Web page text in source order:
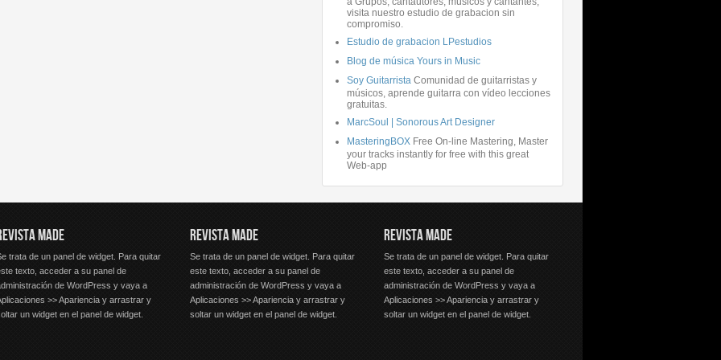
visita nuestro estudio de grabacion sin
compromiso.
Estudio de grabacion LPestudios
Blog de música Yours in Music
Soy Guitarrista Comunidad de guitarristas y
músicos, aprende guitarra con vídeo lecciones
gratuitas.
MarcSoul | Sonorous Art Designer
MasteringBOX Free On-line Mastering, Master
your tracks instantly for free with this great
Web-app
MADE
trata de un panel de widget. Para quitar
texto, acceder a su panel de
de WordPress y vaya a
>> Apariencia y arrastrar y
un widget en el panel de widget.
REVISTA MADE
Se trata de un panel de widget. Para quitar
este texto, acceder a su panel de
administración de WordPress y vaya a
Aplicaciones >> Apariencia y arrastrar y
soltar un widget en el panel de widget.
REVISTA MADE
Se trata de un panel de widget. Para quitar
este texto, acceder a su panel de
administración de WordPress y vaya a
Aplicaciones >> Apariencia y arrastrar y
soltar un widget en el panel de widget.